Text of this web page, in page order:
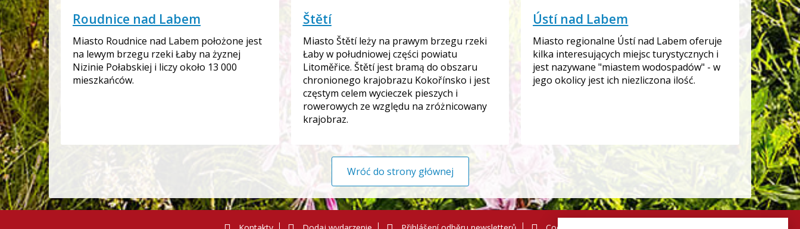
Roudnice nad Labem
Miasto Roudnice nad Labem położone jest
na lewym brzegu rzeki Łaby na żyznej
Nizinie Połabskiej i liczy około 13 000
mieszkańców.
Štětí
Miasto Štětí leży na prawym brzegu rzeki
Łaby w południowej części powiatu
Litoměřice. Štětí jest bramą do obszaru
chronionego krajobrazu Kokořínsko i jest
częstym celem wycieczek pieszych i
rowerowych ze względu na zróżnicowany
krajobraz.
Ústí nad Labem
Miasto regionalne Ústí nad Labem oferuje
kilka interesujących miejsc turystycznych i
jest nazywane "miastem wodospadów" - w
jego okolicy jest ich niezliczona ilość.
Wróć do strony głównej